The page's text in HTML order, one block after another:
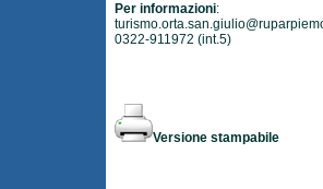
Per informazioni:
0322-911972 (int.5)
Versione stampabile